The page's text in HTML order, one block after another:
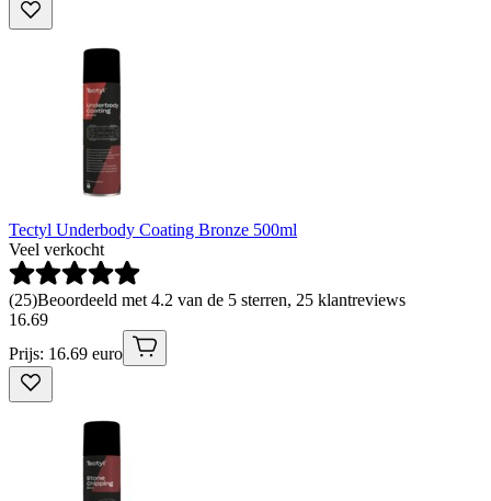
Tectyl Underbody Coating Bronze 500ml
Veel verkocht
(25)Beoordeeld met 4.2 van de 5 sterren, 25 klantreviews
16.69
Prijs: 16.69 euro